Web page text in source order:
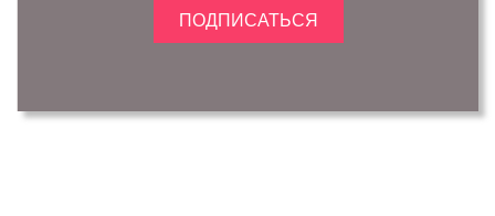
ПОДПИСАТЬСЯ